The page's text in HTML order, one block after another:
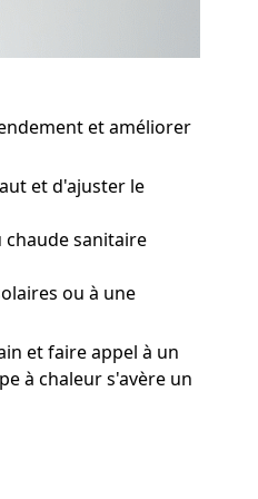
et améliorer
et d'ajuster le
sanitaire
ou à une
et faire appel à un
à chaleur s'avère un